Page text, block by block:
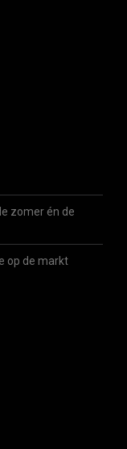
zomer én de
op de markt